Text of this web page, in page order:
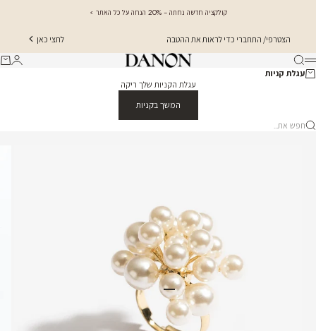
קולקציה חדשה נחתה - 20% הנחה על כל האתר >
הצטרפי/ התחברי כדי לראות את ההטבה לחצי כאן
Danon Jewellery תפריט
חיפוש
עגלת קניות
עגלת הקניות שלך ריקה
המשך בקניות
חפש את...
עבור לפריט 1
עבור לפריט 2
עבור לפריט 3
עבור לפריט 4
עבור לפריט 5